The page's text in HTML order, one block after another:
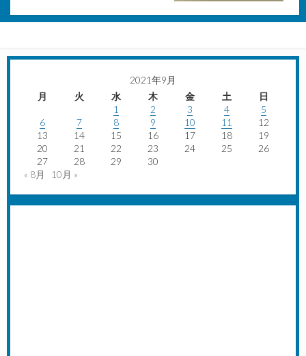
2021年9月
月
火 水 木 金 土
日
1
2 3 4
5
6
7 8 9 10 11
12
13
14 15 16 17 18
19
20
21 22 23 24 25
26
27
28 29
30
« 8月
10月 »